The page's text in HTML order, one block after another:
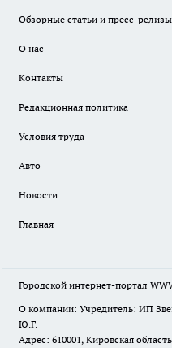
Обзорные статьи и пресс-релизы
О нас
Контакты
Редакционная политика
Условия труда
Авто
Новости
Главная
Городской интернет-портал
О компании: Учредитель: ИП
Ю.Г.
Адрес: 610001, Кировская